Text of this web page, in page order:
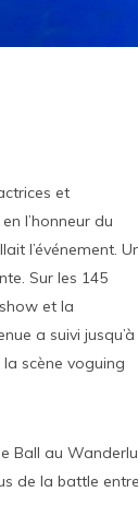
et
l’honneur du
l’événement.
Sur les 145
et la
a suivi jusqu’à
scène voguing
Ball au
de la battle